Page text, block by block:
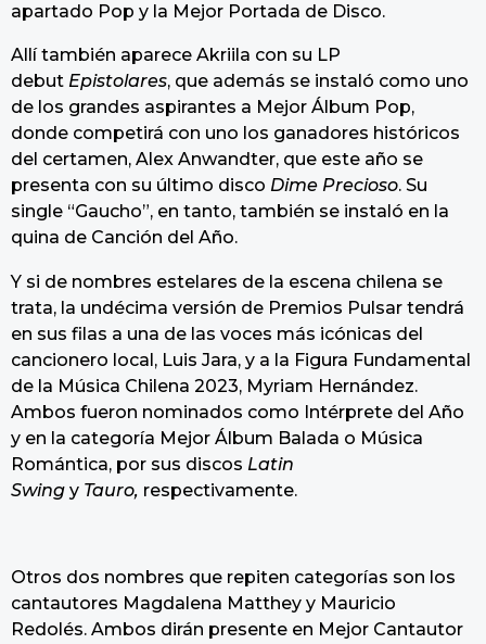
apartado Pop y la Mejor Portada de Disco.
Allí también aparece Akriila con su LP
debut Epistolares, que además se instaló como uno
de los grandes aspirantes a Mejor Álbum Pop,
donde competirá con uno los ganadores históricos
del certamen, Alex Anwandter, que este año se
presenta con su último disco Dime Precioso. Su
single “Gaucho”, en tanto, también se instaló en la
quina de Canción del Año.
Y si de nombres estelares de la escena chilena se
trata, la undécima versión de Premios Pulsar tendrá
en sus filas a una de las voces más icónicas del
cancionero local, Luis Jara, y a la Figura Fundamental
de la Música Chilena 2023, Myriam Hernández.
Ambos fueron nominados como Intérprete del Año
y en la categoría Mejor Álbum Balada o Música
Romántica, por sus discos Latin
Swing y Tauro, respectivamente.
Otros dos nombres que repiten categorías son los
cantautores Magdalena Matthey y Mauricio
Redolés. Ambos dirán presente en Mejor Cantautor